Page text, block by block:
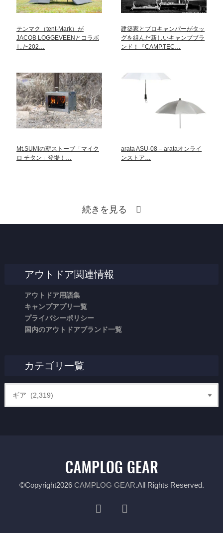
テンマク（tent-Mark）が
JACOB LOGGEVEENとコラボ
した202…
建築家とプロキャンパーがタッ
グを組んだ新しいキャンプブラ
ンド！『CAMP.TEC…
Mt.SUMIの薪ストーブ「マイク
ロ チタン」登場！…
arata ASU-08 – arataオンライ
ンストア…
続きを見る
アウトドア関連情報
アウトドア用語集
キャンプアプリ一覧
プライバシーポリシー
国内のアウトドアブランド一覧
カテゴリ一覧
©Copyright2026 CAMPLOG GEAR.All Rights Reserved.